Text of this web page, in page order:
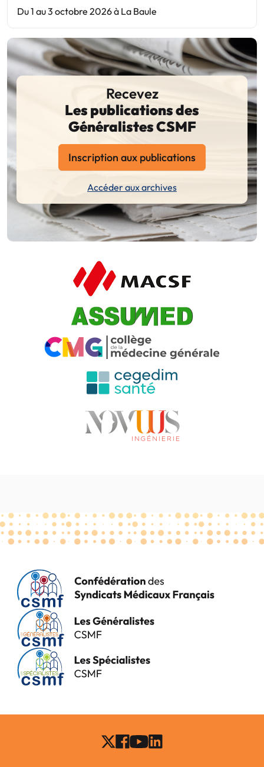
Du 1 au 3 octobre 2026 à La Baule
Recevez
Les publications des
Généralistes CSMF
Inscription aux publications
Accéder aux archives